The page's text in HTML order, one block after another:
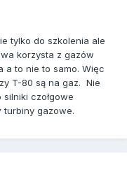
tylko do szkolenia ale
korzysta z gazów
a to nie to samo. Więc
T-80 są na gaz. Nie
czołgowe
turbiny gazowe.